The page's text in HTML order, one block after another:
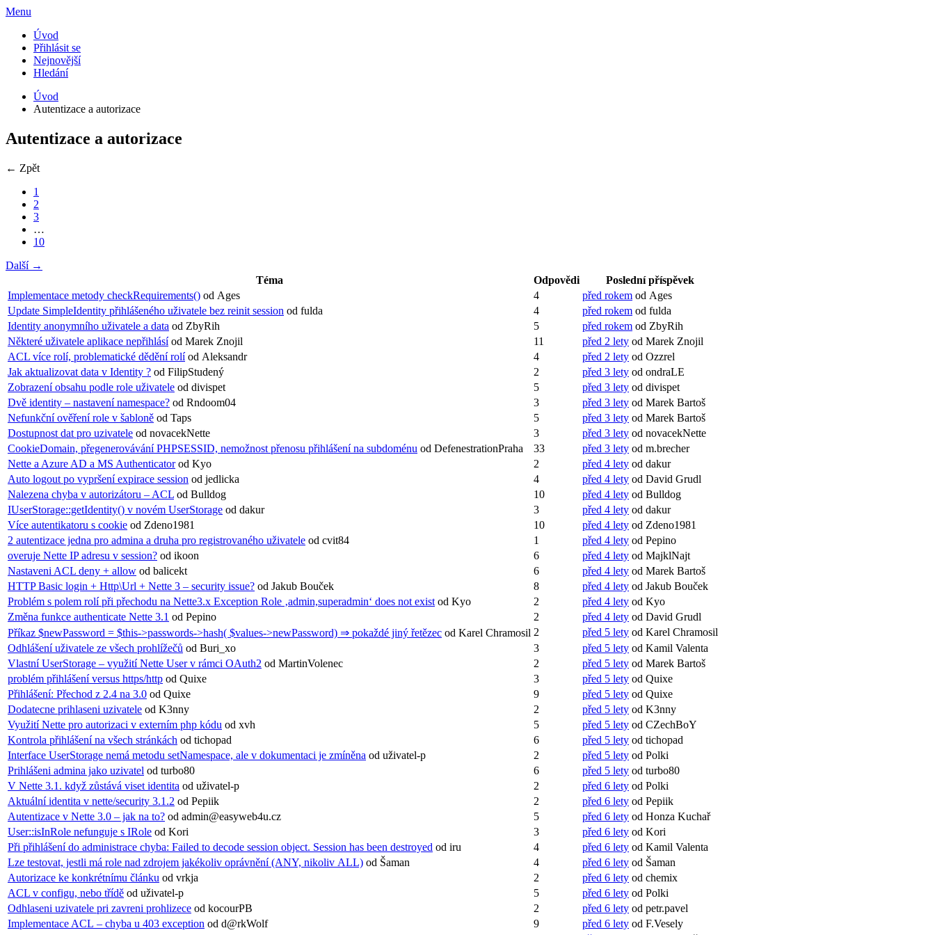
Menu
Úvod
Přihlásit se
Nejnovější
Hledání
Úvod
Autentizace a autorizace
Autentizace a autorizace
← Zpět
1
2
3
…
10
Další →
Téma
Odpovědi
Poslední příspěvek
Implementace metody checkRequirements() od Ages 4 před rokem od Ages
Update SimpleIdentity přihlášeného uživatele bez reinit session od fulda 4 před rokem od fulda
Identity anonymního uživatele a data od ZbyRih 5 před rokem od ZbyRih
Některé uživatele aplikace nepřihlásí od Marek Znojil 11 před 2 lety od Marek Znojil
ACL více rolí, problematické dědění rolí od Aleksandr 4 před 2 lety od Ozzrel
Jak aktualizovat data v Identity ? od FilipStudený 2 před 3 lety od ondraLE
Zobrazení obsahu podle role uživatele od divispet 5 před 3 lety od divispet
Dvě identity – nastavení namespace? od Rndoom04 3 před 3 lety od Marek Bartoš
Nefunkční ověření role v šabloně od Taps 5 před 3 lety od Marek Bartoš
Dostupnost dat pro uzivatele od novacekNette 3 před 3 lety od novacekNette
CookieDomain, přegenerovávání PHPSESSID, nemožnost přenosu přihlášení na subdoménu od DefenestrationPraha 33 před 3 lety od m.brecher
Nette a Azure AD a MS Authenticator od Kyo 2 před 4 lety od dakur
Auto logout po vypršení expirace session od jedlicka 4 před 4 lety od David Grudl
Nalezena chyba v autorizátoru – ACL od Bulldog 10 před 4 lety od Bulldog
IUserStorage::getIdentity() v novém UserStorage od dakur 3 před 4 lety od dakur
Více autentikatoru s cookie od Zdeno1981 10 před 4 lety od Zdeno1981
2 autentizace jedna pro admina a druha pro registrovaného uživatele od cvit84 1 před 4 lety od Pepino
overuje Nette IP adresu v session? od ikoon 6 před 4 lety od MajklNajt
Nastaveni ACL deny + allow od balicekt 6 před 4 lety od Marek Bartoš
HTTP Basic login + Http\Url + Nette 3 – security issue? od Jakub Bouček 8 před 4 lety od Jakub Bouček
Problém s polem rolí při přechodu na Nette3.x Exception Role ‚admin,superadmin‘ does not exist od Kyo 2 před 4 lety od Kyo
Změna funkce authenticate Nette 3.1 od Pepino 2 před 4 lety od David Grudl
Příkaz $newPassword = $this->passwords->hash( $values->newPassword) ⇒ pokaždé jiný řetězec od Karel Chramosil 2 před 5 lety od Karel Chramosil
Odhlášení uživatele ze všech prohlížečů od Buri_xo 3 před 5 lety od Kamil Valenta
Vlastní UserStorage – využití Nette User v rámci OAuth2 od MartinVolenec 2 před 5 lety od Marek Bartoš
problém přihlášení versus https/http od Quixe 3 před 5 lety od Quixe
Přihlášení: Přechod z 2.4 na 3.0 od Quixe 9 před 5 lety od Quixe
Dodatecne prihlaseni uzivatele od K3nny 2 před 5 lety od K3nny
Využití Nette pro autorizaci v externím php kódu od xvh 5 před 5 lety od CZechBoY
Kontrola přihlášení na všech stránkách od tichopad 6 před 5 lety od tichopad
Interface UserStorage nemá metodu setNamespace, ale v dokumentaci je zmíněna od uživatel-p 2 před 5 lety od Polki
Prihlášeni admina jako uzivatel od turbo80 6 před 5 lety od turbo80
V Nette 3.1. když zůstává viset identita od uživatel-p 2 před 6 lety od Polki
Aktuální identita v nette/security 3.1.2 od Pepiik 2 před 6 lety od Pepiik
Autentizace v Nette 3.0 – jak na to? od admin@easyweb4u.cz 5 před 6 lety od Honza Kuchař
User::isInRole nefunguje s IRole od Kori 3 před 6 lety od Kori
Při přihlášení do administrace chyba: Failed to decode session object. Session has been destroyed od iru 4 před 6 lety od Kamil Valenta
Lze testovat, jestli má role nad zdrojem jakékoliv oprávnění (ANY, nikoliv ALL) od Šaman 4 před 6 lety od Šaman
Autorizace ke konkrétnímu článku od vrkja 2 před 6 lety od chemix
ACL v configu, nebo třídě od uživatel-p 5 před 6 lety od Polki
Odhlaseni uzivatele pri zavreni prohlizece od kocourPB 2 před 6 lety od petr.pavel
Implementace ACL – chyba u 403 exception od d@rkWolf 9 před 6 lety od F.Vesely